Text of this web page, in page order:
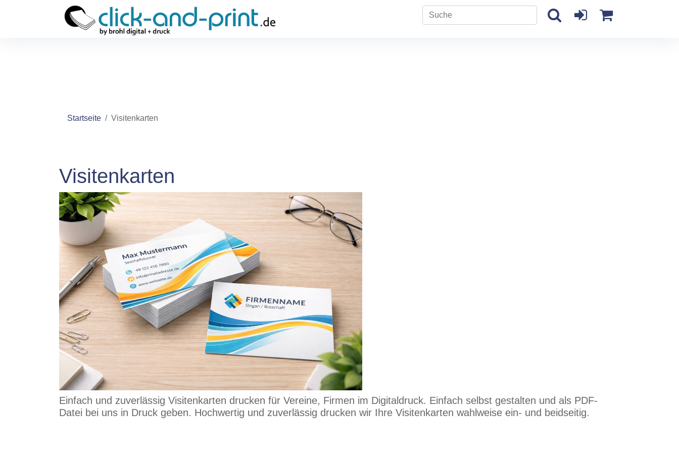
Startseite Visitenkarten
Visitenkarten
Einfach und zuverlässig Visitenkarten drucken für Vereine, Firmen im Digitaldruck. Einfach selbst gestalten und als PDF-
Datei bei uns in Druck geben. Hochwertig und zuverlässig drucken wir Ihre Visitenkarten wahlweise ein- und beidseitig.